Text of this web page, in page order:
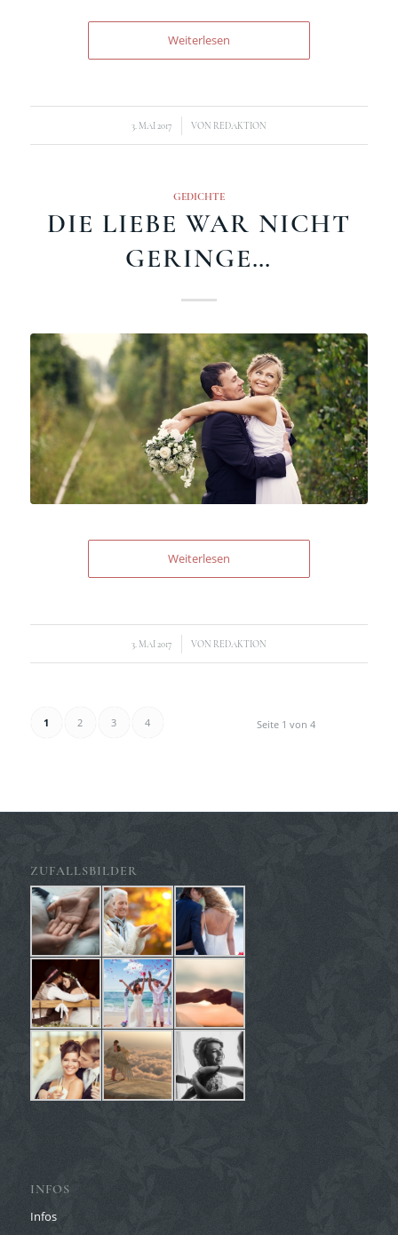
Weiterlesen
3. MAI 2017 VON REDAKTION
GEDICHTE
DIE LIEBE WAR NICHT
GERINGE…
Weiterlesen
3. MAI 2017 VON REDAKTION
Seite 1 von 4
1 2 3 4
ZUFALLSBILDER
INFOS
Infos